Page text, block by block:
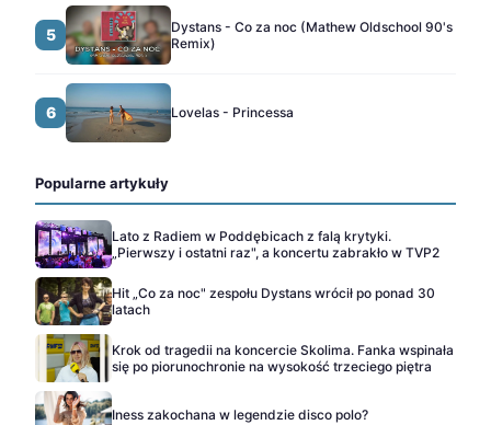
5
Dystans - Co za noc (Mathew Oldschool 90's
Remix)
6 Lovelas - Princessa
Popularne artykuły
Lato z Radiem w Poddębicach z falą krytyki.
„Pierwszy i ostatni raz", a koncertu zabrakło w TVP2
Hit „Co za noc" zespołu Dystans wrócił po ponad 30
latach
Krok od tragedii na koncercie Skolima. Fanka wspinała
się po piorunochronie na wysokość trzeciego piętra
Iness zakochana w legendzie disco polo?